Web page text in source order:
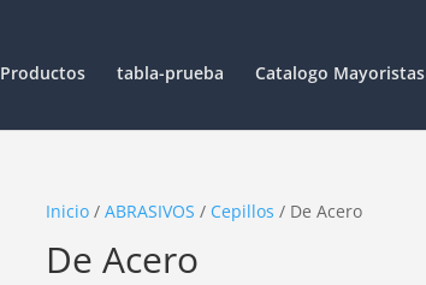
Productos tabla-prueba Catalogo Mayoristas
Inicio/ ABRASIVOS / Cepillos / De Acero
De Acero